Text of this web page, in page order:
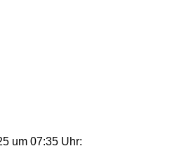
um 07:35 Uhr: